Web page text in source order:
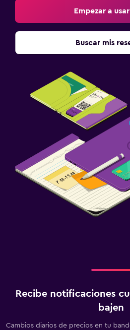
Empezar a
Buscar mis
Recibe notificaciones
bajen
Cambios diarios de precios en tu